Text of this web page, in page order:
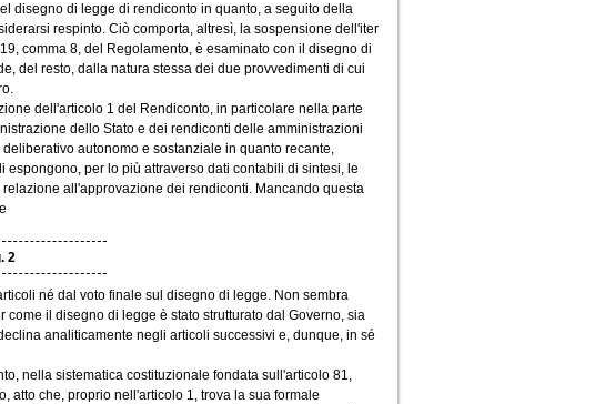
disegno di legge di rendiconto in quanto, a seguito della
respinto. Ciò comporta, altresì, la sospensione dell'iter
comma 8, del Regolamento, è esaminato con il disegno di
del resto, dalla natura stessa dei due provvedimenti di cui
dell'articolo 1 del Rendiconto, in particolare nella parte
dello Stato e dei rendiconti delle amministrazioni
autonomo e sostanziale in quanto recante,
per lo più attraverso dati contabili di sintesi, le
all'approvazione dei rendiconti. Mancando questa
2
né dal voto finale sul disegno di legge. Non sembra
il disegno di legge è stato strutturato dal Governo, sia
analiticamente negli articoli successivi e, dunque, in sé
nella sistematica costituzionale fondata sull'articolo 81,
atto che, proprio nell'articolo 1, trova la sua formale